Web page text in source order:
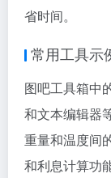
省时间。
常用工具示
图吧工具箱中
和文本编辑器
重量和温度间
和利息计算功